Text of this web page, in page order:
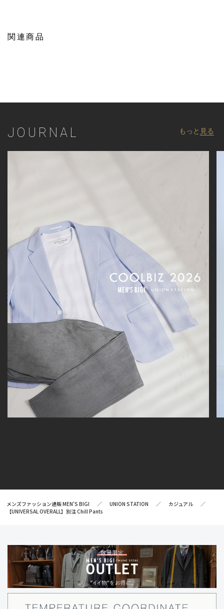
■model
ランドです。
関連商品
JOURNAL もっと 見る
メンズファッション通販 MEN'S BIGI UNION STATION
カジュアル
【UNIVERSAL OVERALL】別注 Chill Pants